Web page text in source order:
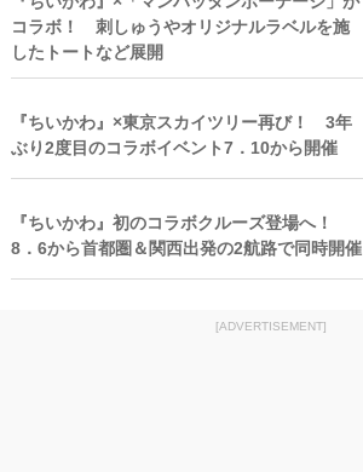
コラボ！ 刺しゅうやオリジナルラベルを施
したトートなど展開
『ちいかわ』×東京スカイツリー再び！ 3年
ぶり2度目のコラボイベント7．10から開催
『ちいかわ』初のコラボクルーズ登場へ！
8．6から首都圏＆関西出発の2航路で同時開催
[ADVERTISEMENT]